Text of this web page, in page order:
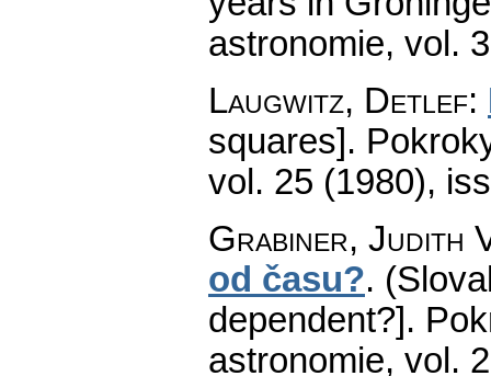
astronomie, vol.
Laugwitz, Detlef:
squares].
vol. 25 (1980),
Grabiner, Judith
od času?.
dependent?].
astronomie, vol.